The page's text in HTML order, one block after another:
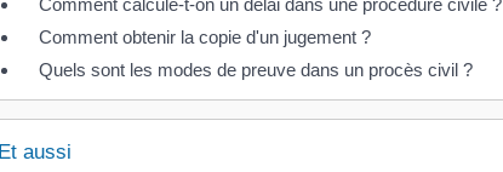
Comment calcule-t-on un délai dans une procédure civile ?
Comment obtenir la copie d'un jugement ?
Quels sont les modes de preuve dans un procès civil ?
Et aussi